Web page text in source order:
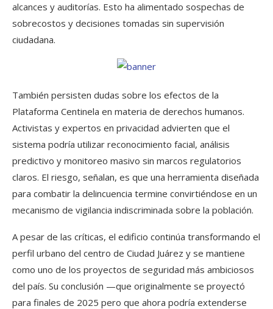
alcances y auditorías. Esto ha alimentado sospechas de
sobrecostos y decisiones tomadas sin supervisión
ciudadana.
También persisten dudas sobre los efectos de la
Plataforma Centinela en materia de derechos humanos.
Activistas y expertos en privacidad advierten que el
sistema podría utilizar reconocimiento facial, análisis
predictivo y monitoreo masivo sin marcos regulatorios
claros. El riesgo, señalan, es que una herramienta diseñada
para combatir la delincuencia termine convirtiéndose en un
mecanismo de vigilancia indiscriminada sobre la población.
A pesar de las críticas, el edificio continúa transformando el
perfil urbano del centro de Ciudad Juárez y se mantiene
como uno de los proyectos de seguridad más ambiciosos
del país. Su conclusión —que originalmente se proyectó
para finales de 2025 pero que ahora podría extenderse